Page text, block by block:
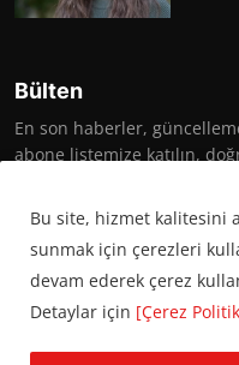
Bülten
En son haberler,
abone listemize katılın,
Bu site, hizmet kalitesini
sunmak için çerezleri
devam ederek çerez
Detaylar için [Çerez